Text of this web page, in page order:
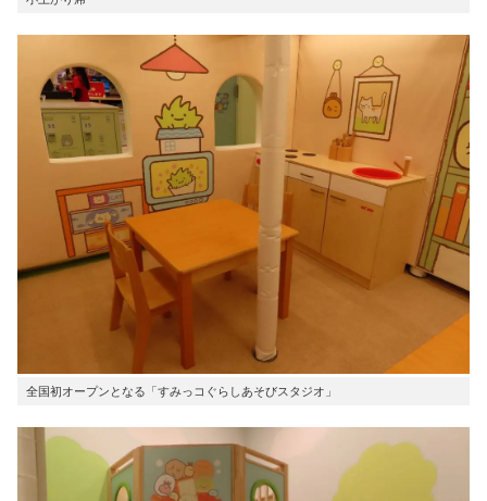
全国初オープンとなる「すみっコぐらしあそびスタジオ」